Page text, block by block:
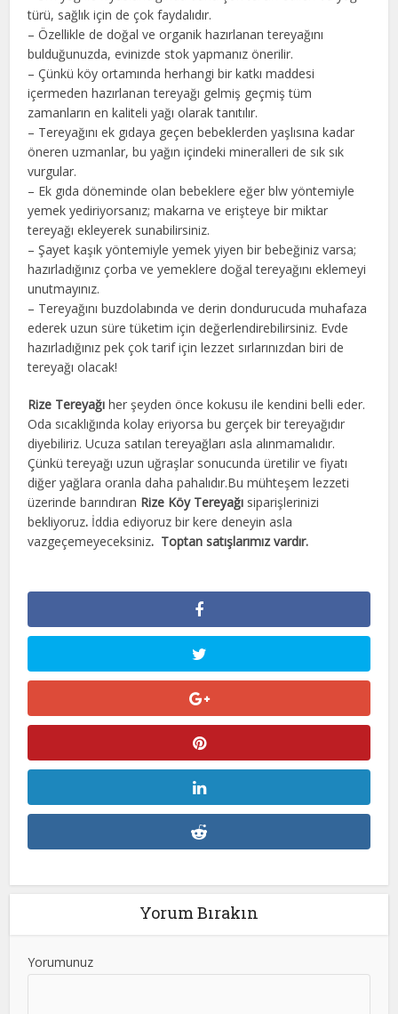
türü, sağlık için de çok faydalıdır.
– Özellikle de doğal ve organik hazırlanan tereyağını
bulduğunuzda, evinizde stok yapmanız önerilir.
– Çünkü köy ortamında herhangi bir katkı maddesi
içermeden hazırlanan tereyağı gelmiş geçmiş tüm
zamanların en kaliteli yağı olarak tanıtılır.
– Tereyağını ek gıdaya geçen bebeklerden yaşlısına kadar
öneren uzmanlar, bu yağın içindeki mineralleri de sık sık
vurgular.
– Ek gıda döneminde olan bebeklere eğer blw yöntemiyle
yemek yediriyorsanız; makarna ve erişteye bir miktar
tereyağı ekleyerek sunabilirsiniz.
– Şayet kaşık yöntemiyle yemek yiyen bir bebeğiniz varsa;
hazırladığınız çorba ve yemeklere doğal tereyağını eklemeyi
unutmayınız.
– Tereyağını buzdolabında ve derin dondurucuda muhafaza
ederek uzun süre tüketim için değerlendirebilirsiniz. Evde
hazırladığınız pek çok tarif için lezzet sırlarınızdan biri de
tereyağı olacak!
Rize Tereyağı her şeyden önce kokusu ile kendini belli eder.
Oda sıcaklığında kolay eriyorsa bu gerçek bir tereyağıdır
diyebiliriz. Ucuza satılan tereyağları asla alınmamalıdır.
Çünkü tereyağı uzun uğraşlar sonucunda üretilir ve fiyatı
diğer yağlara oranla daha pahalıdır.Bu mühteşem lezzeti
üzerinde barındıran Rize Köy Tereyağı siparişlerinizi
bekliyoruz. İddia ediyoruz bir kere deneyin asla
vazgeçemeyeceksiniz. Toptan satışlarımız vardır.
Yorum Bırakın
Yorumunuz